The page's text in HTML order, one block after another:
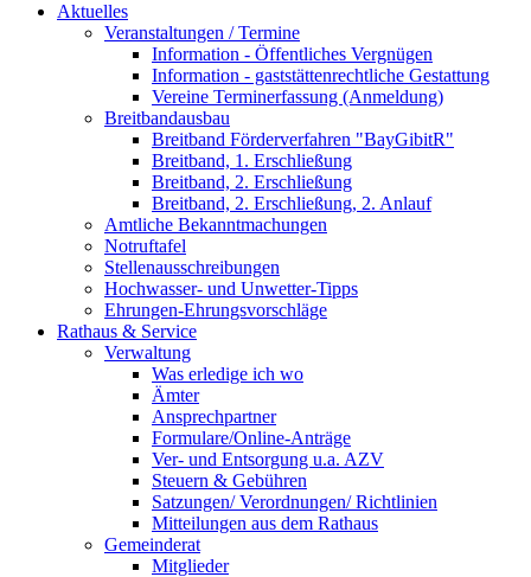
Aktuelles
Veranstaltungen / Termine
Information - Öffentliches Vergnügen
Information - gaststättenrechtliche Gestattung
Vereine Terminerfassung (Anmeldung)
Breitbandausbau
Breitband Förderverfahren "BayGibitR"
Breitband, 1. Erschließung
Breitband, 2. Erschließung
Breitband, 2. Erschließung, 2. Anlauf
Amtliche Bekanntmachungen
Notruftafel
Stellenausschreibungen
Hochwasser- und Unwetter-Tipps
Ehrungen-Ehrungsvorschläge
Rathaus & Service
Verwaltung
Was erledige ich wo
Ämter
Ansprechpartner
Formulare/Online-Anträge
Ver- und Entsorgung u.a. AZV
Steuern & Gebühren
Satzungen/ Verordnungen/ Richtlinien
Mitteilungen aus dem Rathaus
Gemeinderat
Mitglieder